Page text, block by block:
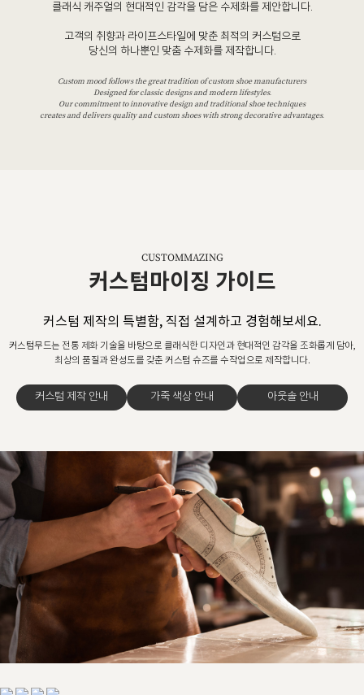
클래식 캐주얼의 현대적인 감각을 담은 수제화를 제안합니다.
고객의 취향과 라이프스타일에 맞춘 최적의 커스텀으로
당신의 하나뿐인 맞춤 수제화를 제작합니다.
Custom mood follows the great tradition of custom shoe manufacturers
Designed for classic designs and modern lifestyles.
Our commitment to innovative design and traditional shoe techniques
creates and delivers quality and custom shoes with strong decorative advantages.
CUSTOMMAZING
커스텀마이징 가이드
커스텀 제작의 특별함, 직접 설계하고 경험해보세요.
커스텀무드는 전통 제화 기술을 바탕으로 클래식한 디자인과 현대적인 감각을 조화롭게 담아,
최상의 품질과 완성도를 갖춘 커스텀 슈즈를 수작업으로 제작합니다.
커스텀 제작 안내 가죽 색상 안내 아웃솔 안내